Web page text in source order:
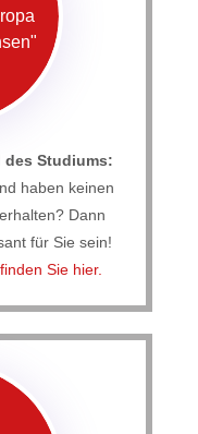
des Studiums:
haben keinen
Dann
für Sie sein!
Sie hier.